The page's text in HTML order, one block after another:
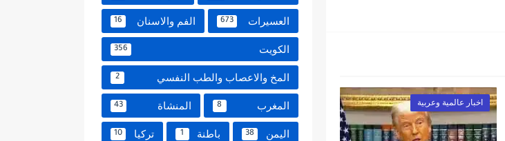
اخبار عالمية وعربية
العسيرات 673 الفم والاسنان 16
الكويت 356
المخ والاعصاب والطب النفسي 2
المغرب 8 المنشاة 43
اليمن 38 باطنة 1 تركيا 10